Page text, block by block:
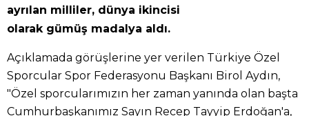
ayrılan milliler, dünya ikincisi
olarak gümüş madalya aldı.
Açıklamada görüşlerine yer verilen Türkiye Özel
Sporcular Spor Federasyonu Başkanı Birol Aydın,
"Özel sporcularımızın her zaman yanında olan başta
Cumhurbaşkanımız Sayın Recep Tayyip Erdoğan'a,